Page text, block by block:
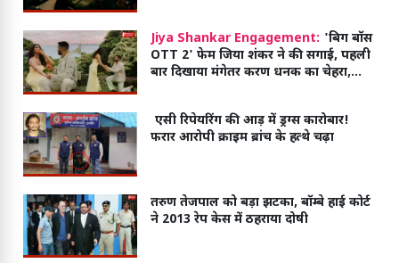
Jiya Shankar Engagement: 'बिग बॉस
OTT 2' फेम जिया शंकर ने की सगाई, पहली
बार दिखाया मंगेतर करण धनक का चेहरा,
एसी रिपेयरिंग की आड़ में ड्रग्स कारोबार!
फरार आरोपी क्राइम ब्रांच के हत्थे चढ़ा
तरुण तेजपाल को बड़ा झटका, बॉम्बे हाई कोर्ट
ने 2013 रेप केस में ठहराया दोषी